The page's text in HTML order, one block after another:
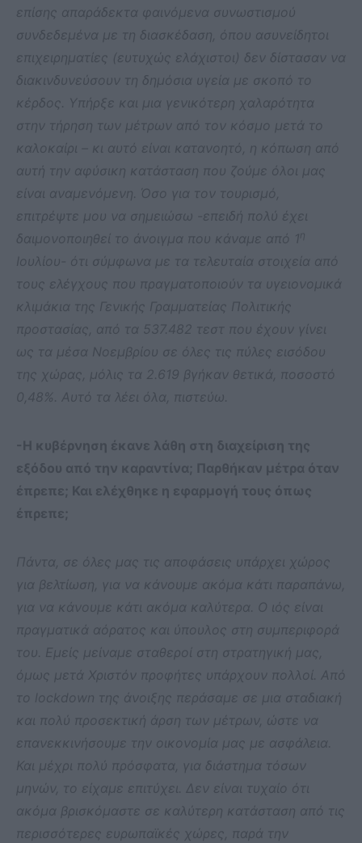
επίσης απαράδεκτα φαινόμενα συνωστισμού
συνδεδεμένα με τη διασκέδαση, όπου ασυνείδητοι
επιχειρηματίες (ευτυχώς ελάχιστοι) δεν δίστασαν να
διακινδυνεύσουν τη δημόσια υγεία με σκοπό το
κέρδος. Υπήρξε και μια γενικότερη χαλαρότητα
στην τήρηση των μέτρων από τον κόσμο μετά το
καλοκαίρι – κι αυτό είναι κατανοητό, η κόπωση από
αυτή την αφύσικη κατάσταση που ζούμε όλοι μας
είναι αναμενόμενη. Όσο για τον τουρισμό,
επιτρέψτε μου να σημειώσω -επειδή πολύ έχει
δαιμονοποιηθεί το άνοιγμα που κάναμε από 1 η
Ιουλίου- ότι σύμφωνα με τα τελευταία στοιχεία από
τους ελέγχους που πραγματοποιούν τα υγειονομικά
κλιμάκια της Γενικής Γραμματείας Πολιτικής
προστασίας, από τα 537.482 τεστ που έχουν γίνει
ως τα μέσα Νοεμβρίου σε όλες τις πύλες εισόδου
της χώρας, μόλις τα 2.619 βγήκαν θετικά, ποσοστό
0,48%. Αυτό τα λέει όλα, πιστεύω.
-Η κυβέρνηση έκανε λάθη στη διαχείριση της
εξόδου από την καραντίνα; Παρθήκαν μέτρα όταν
έπρεπε; Και ελέχθηκε η εφαρμογή τους όπως
έπρεπε;
Πάντα, σε όλες μας τις αποφάσεις υπάρχει χώρος
για βελτίωση, για να κάνουμε ακόμα κάτι παραπάνω,
για να κάνουμε κάτι ακόμα καλύτερα. Ο ιός είναι
πραγματικά αόρατος και ύπουλος στη συμπεριφορά
του. Εμείς μείναμε σταθεροί στη στρατηγική μας,
όμως μετά Χριστόν προφήτες υπάρχουν πολλοί. Από
το lockdown της άνοιξης περάσαμε σε μια σταδιακή
και πολύ προσεκτική άρση των μέτρων, ώστε να
επανεκκινήσουμε την οικονομία μας με ασφάλεια.
Και μέχρι πολύ πρόσφατα, για διάστημα τόσων
μηνών, το είχαμε επιτύχει. Δεν είναι τυχαίο ότι
ακόμα βρισκόμαστε σε καλύτερη κατάσταση από τις
περισσότερες ευρωπαϊκές χώρες, παρά την